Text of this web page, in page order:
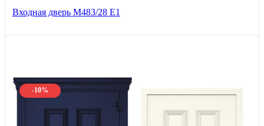
Входная дверь М483/28 Е1
-10%